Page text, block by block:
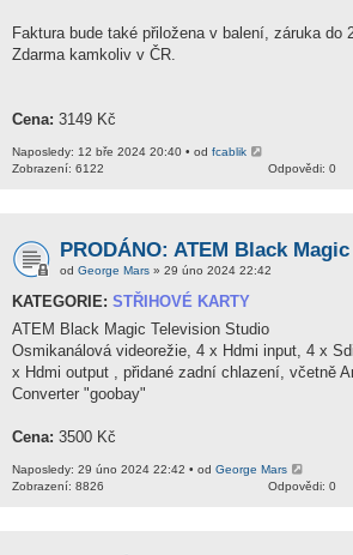
Faktura bude také přiložena v balení, záruka do
Zdarma kamkoliv v ČR.
Cena: 3149 Kč
Naposledy: 12 bře 2024 20:40 • od fcablik
Odpovědi: 0
Zobrazení: 6122
PRODÁNO: ATEM Black
od George Mars » 29 úno 2024 22:42
KATEGORIE: STŘIHOVÉ KARTY
ATEM Black Magic Television Studio
Osmikanálová videorežie, 4 x Hdmi input, 4 x
x Hdmi output , přidané zadní chlazení, včetně
Converter "goobay"
Cena: 3500 Kč
Naposledy: 29 úno 2024 22:42 • od George Mars
Odpovědi: 0
Zobrazení: 8826